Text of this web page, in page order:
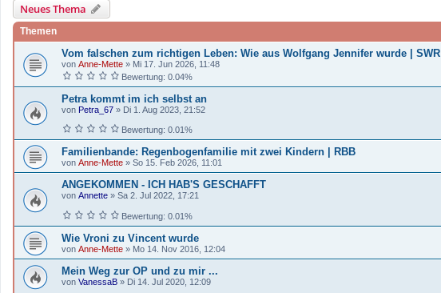
Neues Thema
Themen
Vom falschen zum richtigen Leben: Wie aus Wolfgang Jennifer wurde | SWR
von Anne-Mette » Mi 17. Jun 2026, 11:48
Bewertung: 0.04%
Petra kommt im ich selbst an
von Petra_67 » Di 1. Aug 2023, 21:52
Bewertung: 0.01%
Familienbande: Regenbogenfamilie mit zwei Kindern | RBB
von Anne-Mette » So 15. Feb 2026, 11:01
ANGEKOMMEN - ICH HAB'S GESCHAFFT
von Annette » Sa 2. Jul 2022, 17:21
Bewertung: 0.01%
Wie Vroni zu Vincent wurde
von Anne-Mette » Mo 14. Nov 2016, 12:04
Mein Weg zur OP und zu mir ...
von VanessaB » Di 14. Jul 2020, 12:09